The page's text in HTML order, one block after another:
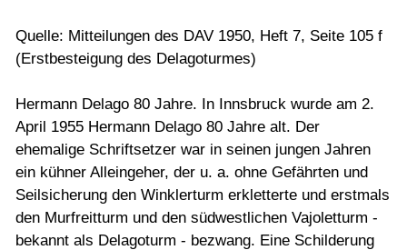
Quelle: Mitteilungen des DAV 1950, Heft 7, Seite 105 f
(Erstbesteigung des Delagoturmes)
Hermann Delago 80 Jahre. In Innsbruck wurde am 2.
April 1955 Hermann Delago 80 Jahre alt. Der
ehemalige Schriftsetzer war in seinen jungen Jahren
ein kühner Alleingeher, der u. a. ohne Gefährten und
Seilsicherung den Winklerturm erkletterte und erstmals
den Murfreitturm und den südwestlichen Vajoletturm -
bekannt als Delagoturm - bezwang. Eine Schilderung